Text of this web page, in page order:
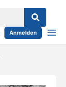
Anmelden